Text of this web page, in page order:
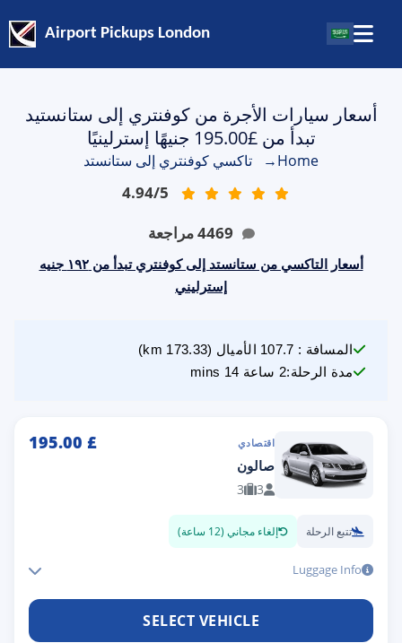
Airport Pickups London
أسعار سيارات الأجرة من كوفنتري إلى ستانستيد
تبدأ من £195.00 جنيهًا إسترلينيًا
Home
→ تاكسي كوفنتري إلى ستانستد
4.94/5
4469مراجعة
أسعار التاكسي من ستانستد إلى كوفنتري تبدأ من ١٩٢ جنيه
إسترليني
المسافة :
107.7 الأميال (
173.33
مدة الرحلة:2 ساعة 14 mins
اقتصادي £
195.00
صالون
3
3
تتبع الرحلة إلغاء مجاني (12 ساعة)
Luggage Info
SELECT VEHICLE